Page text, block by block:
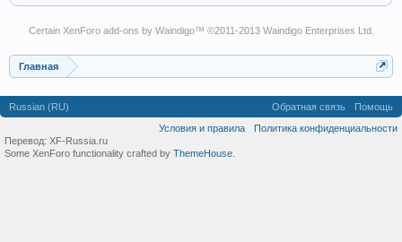
Certain XenForo add-ons by Waindigo™ ©2011-2013 Waindigo Enterprises Ltd.
Главная
Russian (RU) Обратная связь
Помощь
Условия и правила
Политика конфиденциальности
Перевод: XF-Russia.ru
Some XenForo functionality crafted by ThemeHouse